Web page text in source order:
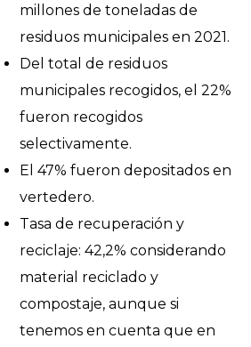
millones de toneladas de
residuos municipales en 2021.
Del total de residuos
municipales recogidos, el 22%
fueron recogidos
selectivamente.
El 47% fueron depositados en
vertedero.
Tasa de recuperación y
reciclaje: 42,2% considerando
material reciclado y
compostaje, aunque si
tenemos en cuenta que en